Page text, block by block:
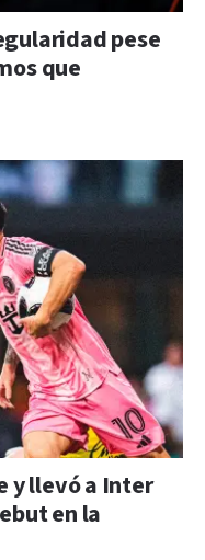
pese
que
y llevó a Inter
en la